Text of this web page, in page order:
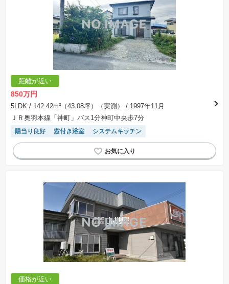
負会社によるもので、当該建築請負会社以外で建てた場合、同様のものが同価格で建てられる
とは限りません。また建築請負会社を特定するものではありません。
※建築条件付き土地とは、その土地に建築する建物の建築請負契約が、一定期間内に成立する
ことを条件として売買される土地のことをいいます。建築請負契約成立に向けて設計プランを
協議するため、土地購入者が自己の希望する建物の設計協議をするために必要な相当の期間の
交渉期間が設定され、その期間内で希望を満たすプランが実現できたかどうかにより結論を出
します。なお、この期間は概ね3ヶ月程度とされています。納得のいくプランが出来ず、建築請
負契約が成立しない場合、土地売買契約は白紙に戻り、土地契約にかかった代金（土地代金、
手付金など）は名目のいかんに関わらず、全て返却されます。
※課税対象物件の「価格」や「費用等」は消費税込みの「総額表示」で統一しています。
※「本体価格」とは、課税対象物件においては「消費税を除いた建物価格」と「土地価格」の
合計額を指します。
表示されておりません。
※取引にかかる費用：物件の契約手続き、決済、引き渡し時にかかる費用を表示しています。
不動産会社によって表記有無が異なるため、ご自身で十分な確認をしていただくようにお願い
いたします。
場合があります。
距離が近い
850万円
5LDK / 142.42m²（43.08坪）（実測）
/ 1997年11月
ＪＲ奥羽本線「神町」バス1分神町中央歩7分
陽当り良好 窓付き浴室 システムキッチン
価格が近い